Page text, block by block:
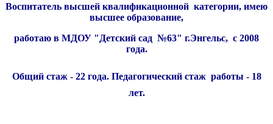
Воспитатель высшей квалификационной категории, имею
высшее образование,
работаю в МДОУ "Детский сад №63" г.Энгельс, с 2008
года.
Общий стаж - 22 года. Педагогический стажработы - 18
лет.